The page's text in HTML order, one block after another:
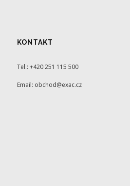
KONTAKT
Tel.: +420 251 115 500
Email: obchod@exac.cz